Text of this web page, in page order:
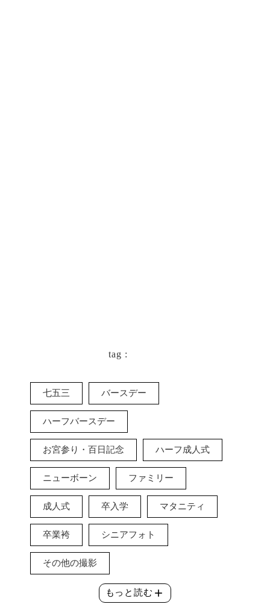
tag :
七五三 バースデー
ハーフバースデー
お宮参り・百日記念 ハーフ成人式
ニューボーン ファミリー
成人式 卒入学 マタニティ
卒業袴 シニアフォト
その他の撮影
もっと読む add